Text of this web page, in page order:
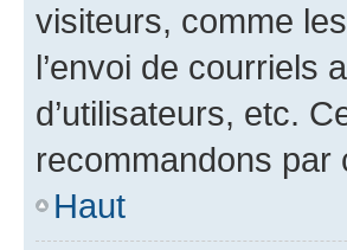
visiteurs, comme
l’envoi de courriels
d’utilisateurs, etc.
recommandons par
Haut